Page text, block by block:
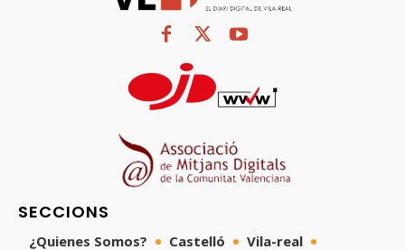
SECCIONS
¿Quienes Somos? Castelló
Vila-real